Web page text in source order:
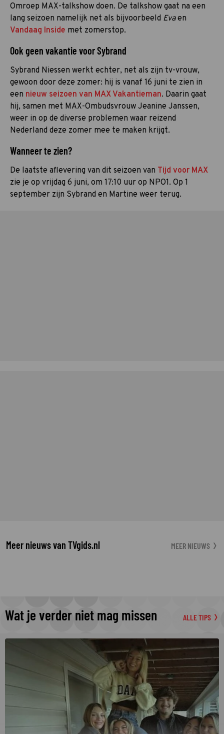
Omroep MAX-talkshow doen. De talkshow gaat na een
lang seizoen namelijk net als bijvoorbeeld Evaen
Vandaag Inside met zomerstop.
Ook geen vakantie voor Sybrand
Sybrand Niessen werkt echter, net als zijn tv-vrouw,
gewoon door deze zomer: hij is vanaf 16 juni te zien in
een nieuw seizoen van MAX Vakantieman. Daarin gaat
hij, samen met MAX-Ombudsvrouw Jeanine Janssen,
weer in op de diverse problemen waar reizend
Nederland deze zomer mee te maken krijgt.
Wanneer te zien?
De laatste aflevering van dit seizoen van Tijd voor MAX
zie je op vrijdag 6 juni, om 17:10 uur op NPO1. Op 1
september zijn Sybrand en Martine weer terug.
Meer nieuws van TVgids.nl MEER NIEUWS
Wat je verder niet mag missen ALLE TIPS